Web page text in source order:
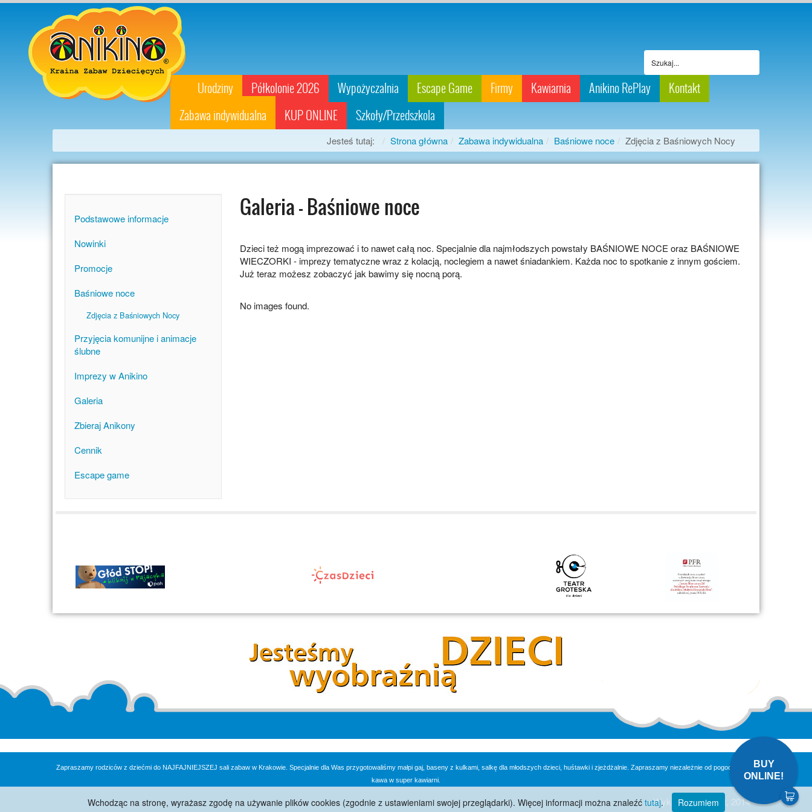
Urodziny Półkolonie 2026 Wypożyczalnia Escape Game Firmy Kawiarnia Anikino RePlay
Kontakt
Zabawa indywidualna
KUP ONLINE Szkoły/Przedszkola
Jesteś tutaj: Strona główna Zabawa indywidualna Baśniowe noce Zdjęcia z Baśniowych Nocy
Podstawowe informacje
Nowinki
Promocje
Baśniowe noce
Zdjęcia z Baśniowych Nocy
Przyjęcia komunijne i animacje
ślubne
Imprezy w Anikino
Galeria
Zbieraj Anikony
Cennik
Escape game
Galeria - Baśniowe noce
Dzieci też mogą imprezować i to nawet całą noc. Specjalnie dla najmłodszych powstały BAŚNIOWE NOCE oraz BAŚNIOWE
WIECZORKI - imprezy tematyczne wraz z kolacją, noclegiem a nawet śniadankiem. Każda noc to spotkanie z innym gościem.
Już teraz możesz zobaczyć jak bawimy się nocną porą.
No images found.
Zapraszamy rodziców z dziećmi do NAJFAJNIEJSZEJ sali zabaw w Krakowie. Specjalnie dla Was przygotowaliśmy małpi gaj, baseny z kulkami, salkę dla młodszych dzieci, huśtawki i zjeżdżalnie. Zapraszamy niezależnie od pogody. Super
kawa w super kawiarni.
Wykonanie:Lifeart , 2014
Wchodząc na stronę, wyrażasz zgodę na używanie plików cookies (zgodnie z ustawieniami swojej przeglądarki). Więcej informacji można znaleźć tutaj. Rozumiem
BUY
ONLINE!